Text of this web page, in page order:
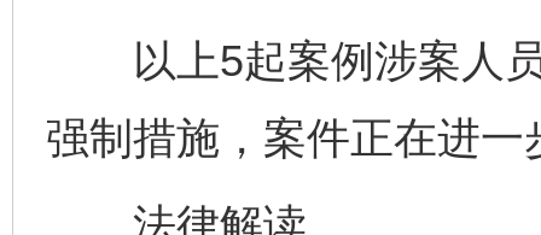
以上5起案例涉案人员
强制措施，案件正在进一
法律解读